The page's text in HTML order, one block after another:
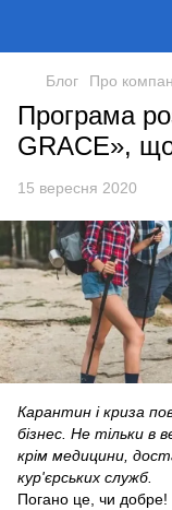
Блог Про
Програма
GRACE»,
15 вересня 2020
Карантин і криза
бізнес. Не тільки в
крім медицини,
кур'єрських служб.
Погано це, чи